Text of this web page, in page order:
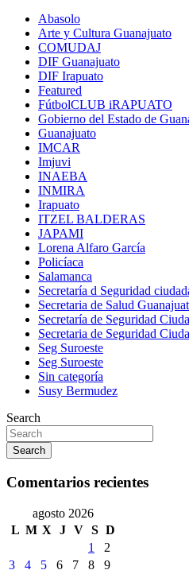
Abasolo
Arte y Cultura Guanajuato
COMUDAJ
DIF Guanajuato
DIF Irapuato
Featured
FútbolCLUB iRAPUATO
Gobierno del Estado de
Guanajuato
IMCAR
Imjuvi
INAEBA
INMIRA
Irapuato
ITZEL BALDERAS
JAPAMI
Lorena Alfaro García
Policíaca
Salamanca
Secretaría d Seguridad
Secretaria de Salud
Secretaría de Seguridad
Secretaria de Seguridad
Seg Suroeste
Seg Suroeste
Sin categoría
Susy Bermudez
Search
Search
Comentarios recientes
agosto 2026
L M X J V S D
1
2
3
4 5 6 7 8
9